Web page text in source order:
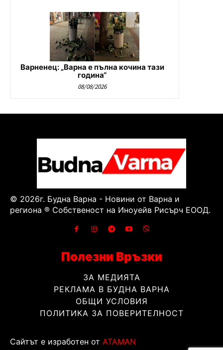
Варненец: „Варна е пълна кочина тази
година“
08/08/2026
© 2026г. Будна Варна - Новини от Варна и
региона ® Собственост на Иноуейв Рисърч ЕООД.
Полезни Връзки
ЗА МЕДИЯТА
РЕКЛАМА В БУДНА ВАРНА
ОБЩИ УСЛОВИЯ
ПОЛИТИКА ЗА ПОВЕРИТЕЛНОСТ
Сайтът е изработен от ATAMAN